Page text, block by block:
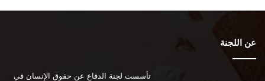
عن اللجنة
تأسست لجنة الدفاع عن حقوق الإنسان في